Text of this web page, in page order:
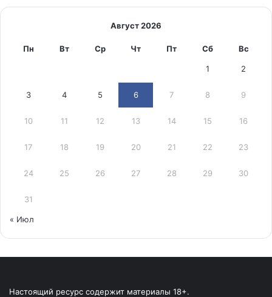
Август 2026
Пн Вт Ср Чт Пт Сб Вс
1 2
3 4 5 6 7 8 9
10 11 12 13 14 15 16
17 18 19 20 21 22 23
24 25 26 27 28 29 30
31
« Июл
Настоящий ресурс содержит материалы 18+.